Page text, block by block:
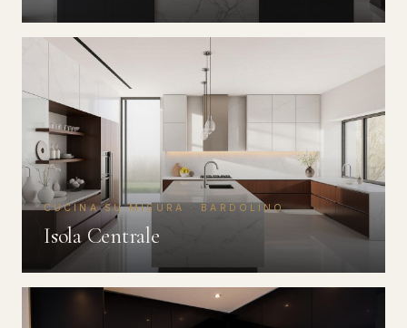
CUCINA SU MISURA · BARDOLINO
Isola Centrale